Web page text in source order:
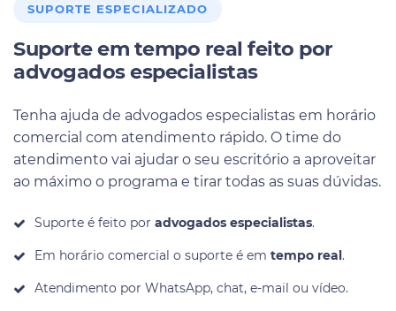
SUPORTE ESPECIALIZADO
Suporte em tempo real feito por
advogados especialistas
Tenha ajuda de advogados especialistas em horário
comercial com atendimento rápido. O time do
atendimento vai ajudar o seu escritório a aproveitar
ao máximo o programa e tirar todas as suas dúvidas.
Suporte é feito por advogados especialistas.
Em horário comercial o suporte é em tempo real.
Atendimento por WhatsApp, chat, e-mail ou vídeo.